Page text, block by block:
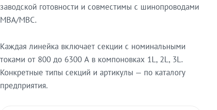
заводской готовности и совместимы с шинопроводами
МВА/МВС.
Каждая линейка включает секции с номинальными
токами от 800 до 6300 А в компоновках 1L, 2L, 3L.
Конкретные типы секций и артикулы — по каталогу
предприятия.